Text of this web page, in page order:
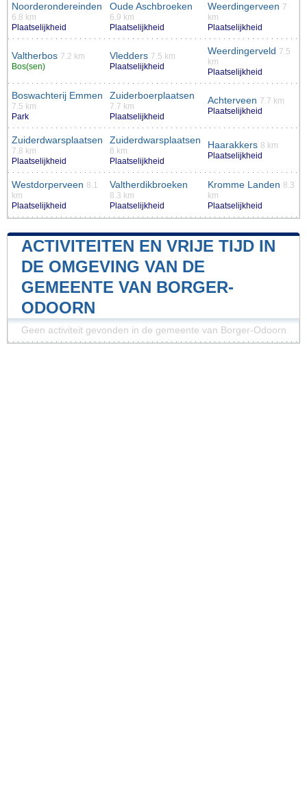
Noorderondereinden
6.8 km
Plaatselijkheid
Oude Aschbroeken
6.9 km
Plaatselijkheid
Weerdingerveen 7
km
Plaatselijkheid
Valtherbos 7.2 km
Bos(sen)
Vledders 7.5 km
Plaatselijkheid
Weerdingerveld 7.5
km
Plaatselijkheid
Boswachterij Emmen
7.5 km
Park
Zuiderboerplaatsen
7.7 km
Plaatselijkheid
Achterveen 7.7 km
Plaatselijkheid
Zuiderdwarsplaatsen
7.8 km
Plaatselijkheid
Zuiderdwarsplaatsen
8 km
Plaatselijkheid
Haarakkers 8 km
Plaatselijkheid
Westdorperveen 8.1
km
Plaatselijkheid
Valtherdikbroeken
8.3 km
Plaatselijkheid
Kromme Landen 8.3
km
Plaatselijkheid
ACTIVITEITEN EN VRIJE TIJD IN
DE OMGEVING VAN DE
GEMEENTE VAN BORGER-
ODOORN
Geen activiteit gevonden in de gemeente van Borger-Odoorn